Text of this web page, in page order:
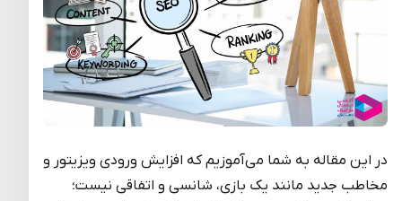
در این مقاله به شما می‌آموزیم که افزایش ورودی ویزیتور و
مخاطب جدید مانند یک بازی، شانسی و اتفاقی نیست؛